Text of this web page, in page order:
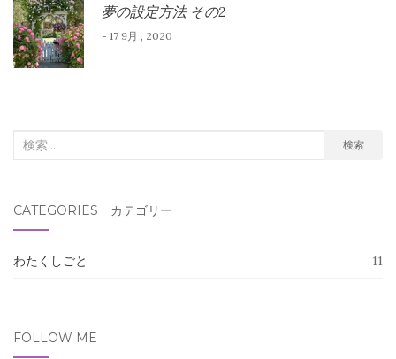
夢の設定方法 その2
- 17 9月 , 2020
検
象:
検索
CATEGORIES カテゴリー
わたくしごと 11
FOLLOW ME